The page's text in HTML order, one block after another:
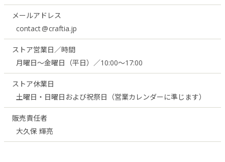
メールアドレス
contact
craftia.jp
ストア営業日／時間
月曜日〜金曜日（平日）／10:00〜17:00
ストア休業日
土曜日・日曜日および祝祭日（営業カレンダーに準じます）
販売責任者
大久保 輝亮